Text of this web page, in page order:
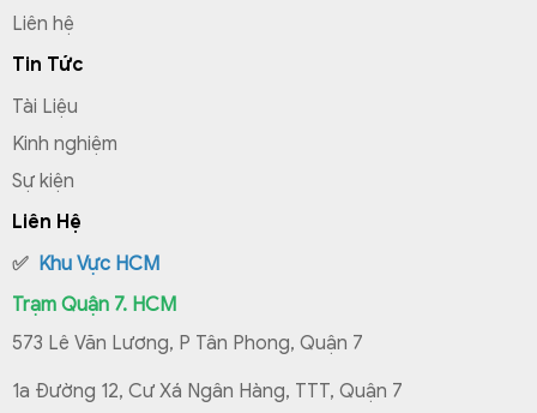
Liên hệ
Tin Tức
Tài Liệu
Kinh nghiệm
Sự kiện
Liên Hệ
✅ Khu Vực HCM
Trạm Quận 7. HCM
573 Lê Văn Lương, P Tân Phong, Quận 7
1a Đường 12, Cư Xá Ngân Hàng, TTT, Quận 7